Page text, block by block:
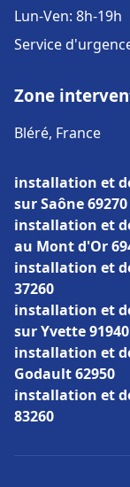
Lun-Ven: 8h-19h
Service
Zone
Bléré, France
installation et
sur Saône 69270
installation et
au Mont d'Or
installation et
37260
installation et
sur Yvette 91940
installation et
Godault 62950
installation et
83260